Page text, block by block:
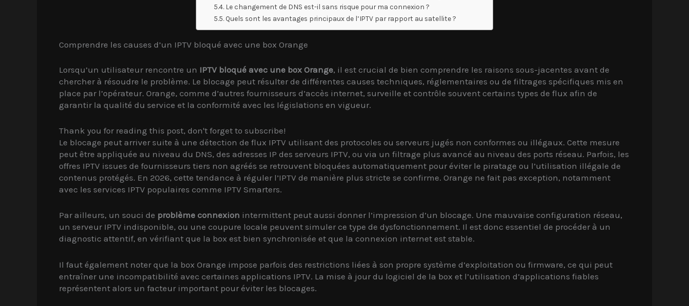
Le changement de DNS est-il sans risque pour ma connexion ?
Quels sont les avantages principaux de l’IPTV par rapport au satellite ?
Comprendre les causes d’un IPTV bloqué avec une box Orange
Lorsqu’un utilisateur rencontre un IPTV bloqué avec une box Orange, il est crucial de bien comprendre les raisons sous-jacentes avant de
chercher à résoudre le problème. Le blocage peut résulter de différentes causes techniques, réglementaires ou de filtrages spécifiques mis en
place par l’opérateur. Orange, comme d’autres fournisseurs d’accès internet, surveille et contrôle souvent certains types de flux afin de
garantir la qualité du service et la conformité avec les législations en vigueur.
Thank you for reading this post, don't forget to subscribe!
Le blocage peut arriver suite à une détection de flux IPTV utilisant des protocoles ou serveurs jugés non conformes ou illégaux. Cette mesure
peut être appliquée au niveau du DNS, des adresses IP des serveurs IPTV, ou via un filtrage plus avancé au niveau des ports réseau. Parfois, les
offres IPTV issues de fournisseurs tiers non agréés se retrouvent bloquées automatiquement pour éviter le piratage ou l’utilisation illégale de
contenus protégés. En 2026, cette tendance à réguler l’IPTV de manière plus stricte se confirme. Orange ne fait pas exception, notamment
avec les services IPTV populaires comme IPTV Smarters.
Par ailleurs, un souci de problème connexion intermittent peut aussi donner l’impression d’un blocage. Une mauvaise configuration réseau,
un serveur IPTV indisponible, ou une coupure locale peuvent simuler ce type de dysfonctionnement. Il est donc essentiel de procéder à un
diagnostic attentif, en vérifiant que la box est bien synchronisée et que la connexion internet est stable.
Il faut également noter que la box Orange impose parfois des restrictions liées à son propre système d’exploitation ou firmware, ce qui peut
entraîner une incompatibilité avec certaines applications IPTV. La mise à jour du logiciel de la box et l’utilisation d’applications fiables
représentent alors un facteur important pour éviter les blocages.